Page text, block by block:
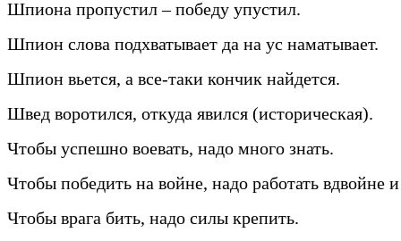
Шпиона пропустил – победу упустил.
Шпион слова подхватывает да на ус наматывает.
Шпион вьется, а все-таки кончик найдется.
Швед воротился, откуда явился (историческая).
Чтобы успешно воевать, надо много знать.
Чтобы победить на войне, надо работать вдвойне
Чтобы врага бить, надо силы крепить.